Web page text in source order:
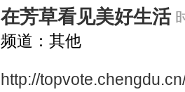
在芳草看见美好生活
频道：其他
http://